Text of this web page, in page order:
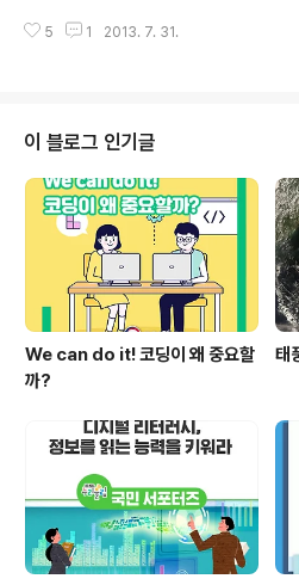
어야 하는데, 그게 바로 '학급축제'입니다.학급축
와 아이들 모두 방학을 손꼽아 기다립니다. 하지
이 듭니다. 또한, 방학 동안에 교육을 받지 못한
경우 방학이 끝난 후에는 1학기 때 학습한 내용
잊어버리기도 합니다. 특수교육지원센터에서
제점을 해결하고자 센터 자체에서 ‘꿈 가득 희
한 여름학교’라는 주제로 장애아동을 위한 여
로그램을 계획하여 프로그램의 운영을..
5 1 2013. 7. 31.
이 블로그 인기글
We can do it! 코딩이 왜 중요할
까?
태